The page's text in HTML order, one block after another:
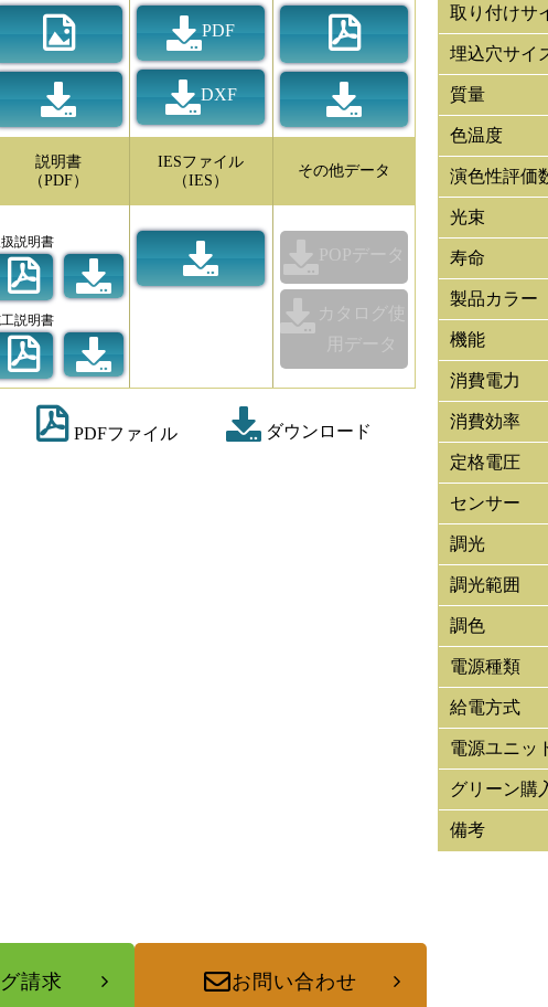
PDF
DXF
説明書
（PDF）
説明書
説明書
IESファイル
（IES）
その他データ
POPデータ
カタログ使
用データ
PDFファイル ダウンロード
取り付けサ
埋込穴サイ
質量
色温度
演色性評価
光束
寿命
製品カラー
機能
消費電力
消費効率
定格電圧
センサー
調光
調光範囲
調色
電源種類
給電方式
電源ユニッ
グリーン購
備考
請求 お問い合わせ